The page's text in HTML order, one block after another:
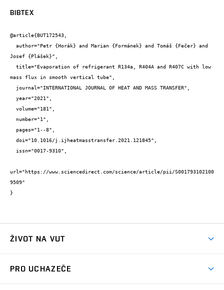
BIBTEX
@article{BUT172543,
Josef {Plášek}",
mass flux in smooth vertical tube",
url="https://www.sciencedirect.com/science/article/pii/S001793102100
9509"
}
ŽIVOT NA VUT
PRO UCHAZEČE